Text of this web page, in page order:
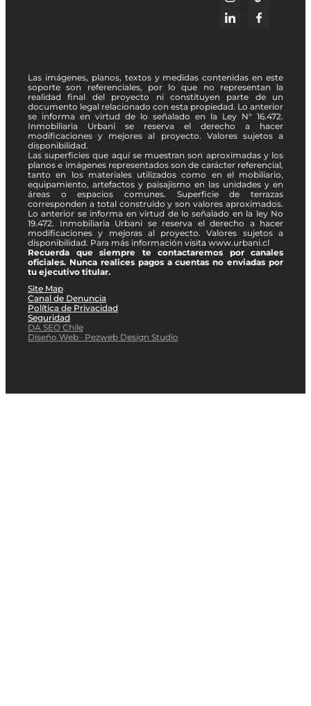
Las imágenes, planos, textos y medidas contenidas en este
soporte son referenciales, por lo que no representan la
realidad final del proyecto ni constituyen parte de un
documento legal relacionado con esta propiedad. Lo anterior
se informa en virtud de lo señalado en la Ley N° 16.472.
Inmobiliaria Urbani se reserva el derecho a hacer
modificaciones y mejores al proyecto. Valores sujetos a
disponibilidad.
Las superficies que aquí se muestran son aproximadas y los
planos e imágenes representados son de carácter referencial,
tanto en los materiales utilizados como en el mobiliario,
equipamiento, artefactos y paisajismo en las unidades y en
áreas o espacios comunes. Superficie de terrazas
corresponden a total construido y son valores aproximados.
Lo anterior se informa en virtud de lo señalado en la ley No
19.472. Inmobiliaria Urbani se reserva el derecho a hacer
modificaciones y mejoras al proyecto. Valores sujetos a
disponibilidad. Para más información visita www.urbani.cl
Recuerda que siempre te contactaremos por canales
oficiales. Nunca realices pagos a cuentas no enviadas por
tu ejecutivo titular.
Site Map
Canal de Denuncia
Política de Privacidad
Seguridad
DA SEO Chile
Diseño Web · Pezweb Design Studio